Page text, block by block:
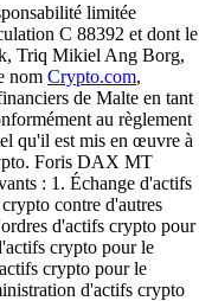
limitée
C 88392 et dont le
Triq Mikiel Ang Borg,
nom Crypto.com,
de Malte en tant
au règlement
qu'il est mis en œuvre à
Foris DAX MT
: 1. Échange d'actifs
contre d'autres
d'actifs crypto pour
crypto pour le
crypto pour le
d'actifs crypto